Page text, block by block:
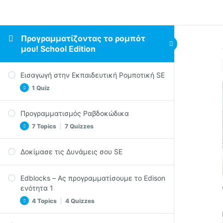
Προγραμματίζοντας το ρομπότ
μου! School Edition
Εισαγωγή στην Εκπαιδευτική Ρομποτική SE
1 Quiz
Quiz – Εισαγωγή στην εκπαιδευτική
ρομποτική SE
Προγραμματισμός Ραβδοκώδικα
7 Topics 7 Quizzes
Οδήγηση με Παλαμάκια SE
Αποφυγή Εμποδίων SE
Quiz – Αποφυγή εμποδίων SE
Δοκίμασε τις Δυνάμεις σου SE
Edblocks – Ας προγραμματίσουμε το Edison
ενότητα 1
4 Topics 4 Quizzes